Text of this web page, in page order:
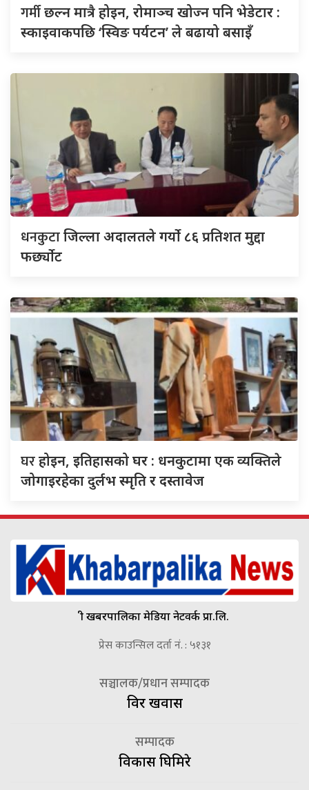
गर्मीछल्न मात्रै होइन, रोमाञ्च खोज्न पनि भेडेटार :
स्काइवाकपछि ‘स्विङ पर्यटन’ ले बढायो बसाइँ
धनकुटाजिल्ला अदालतले गर्यो ८६ प्रतिशत मुद्दा
फर्छ्योट
घरहोइन, इतिहासको घर : धनकुटामा एक व्यक्तिले
जोगाइरहेका दुर्लभ स्मृति र दस्तावेज
श्री खबरपालिका मेडिया नेटवर्क प्रा.लि.
प्रेस काउन्सिल दर्ता नं. : ५१३१
सञ्चालक/प्रधान सम्पादक
विदुर खवास
सम्पादक
विकास घिमिरे